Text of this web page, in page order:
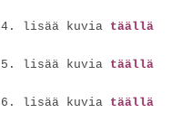
4. lisää kuvia täällä
5. lisää kuvia täällä
6. lisää kuvia täällä